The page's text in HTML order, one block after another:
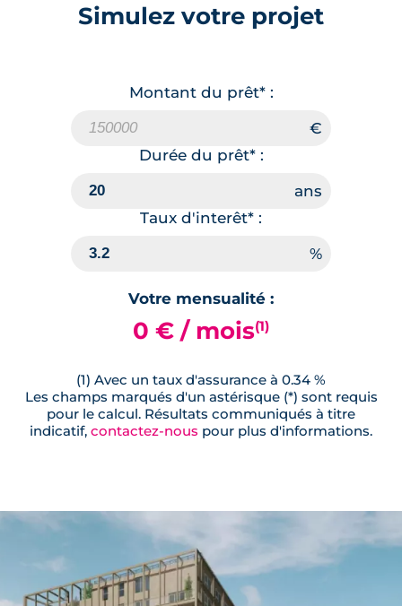
Simulez votre projet
Montant du prêt* :
Durée du prêt* :
Taux d'interêt* :
Votre mensualité :
0 € / mois(1)
(1) Avec un taux d'assurance à 0.34 %
Les champs marqués d'un astérisque (*) sont requis
pour le calcul. Résultats communiqués à titre
indicatif, contactez-nous pour plus d'informations.